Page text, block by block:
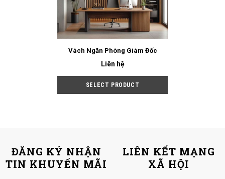
Vách Ngăn Phòng Giám Đốc
Liên hệ
ĐĂNG KÝ NHẬN
TIN KHUYẾN MÃI
LIÊN KẾT MẠNG
XÃ HỘI